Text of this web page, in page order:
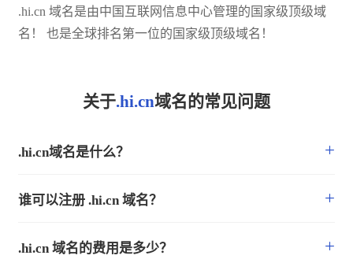
.hi.cn 域名是由中国互联网信息中心管理的国家级顶级域
名！ 也是全球排名第一位的国家级顶级域名！
关于.hi.cn域名的常见问题
.hi.cn域名是什么？ +
谁可以注册 .hi.cn 域名？ +
.hi.cn 域名的费用是多少？ +